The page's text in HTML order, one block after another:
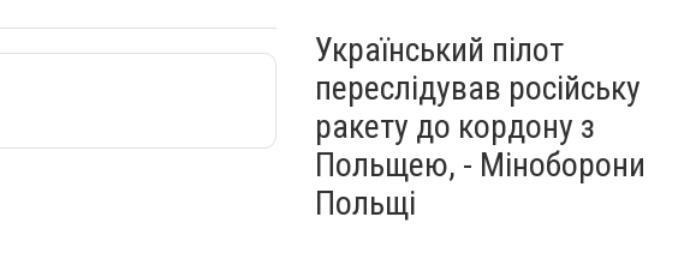
Український пілот
переслідував російську
ракету до кордону з
Польщею, - Міноборони
Польщі